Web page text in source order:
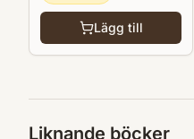
Lägg till
Liknande böcker